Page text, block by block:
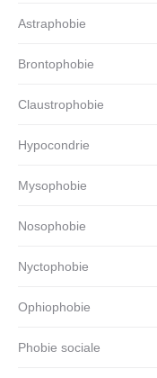
Astraphobie
Brontophobie
Claustrophobie
Hypocondrie
Mysophobie
Nosophobie
Nyctophobie
Ophiophobie
Phobie sociale